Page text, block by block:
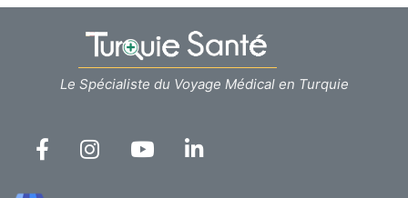
Le Spécialiste du Voyage Médical en Turquie